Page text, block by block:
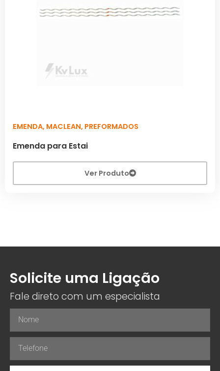
EMENDA, MACLEAN, PREFORMADOS
Emenda para Estai
Ver Produto
Solicite uma Ligação
Fale direto com um especialista